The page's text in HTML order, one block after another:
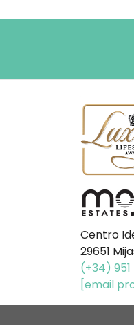
Centro
29651
(+34)
[email